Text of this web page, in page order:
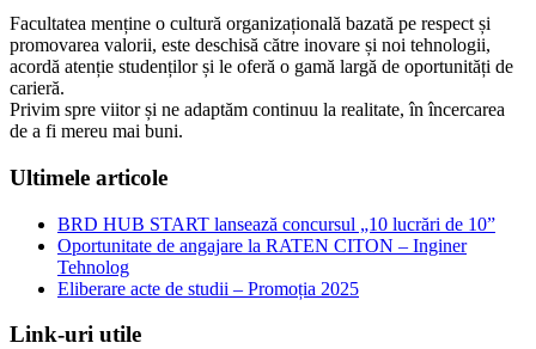
Facultatea menține o cultură organizațională bazată pe respect și
promovarea valorii, este deschisă către inovare și noi tehnologii,
acordă atenție studenților și le oferă o gamă largă de oportunități de
carieră.
Privim spre viitor și ne adaptăm continuu la realitate, în încercarea
de a fi mereu mai buni.
Ultimele articole
BRD HUB START lansează concursul „10 lucrări de 10”
Oportunitate de angajare la RATEN CITON – Inginer
Tehnolog
Eliberare acte de studii – Promoția 2025
Link-uri utile